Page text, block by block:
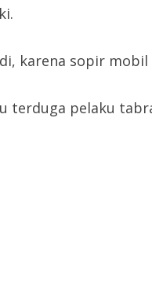
karena sopir
terduga pelaku